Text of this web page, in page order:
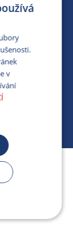
Asociace
v